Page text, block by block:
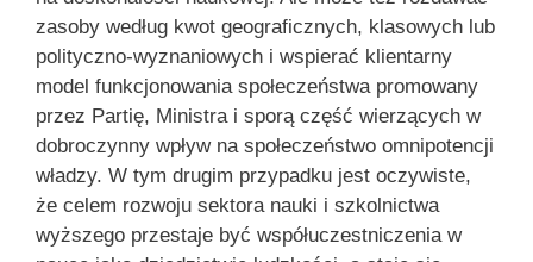
zasoby według kwot geograficznych, klasowych lub
polityczno-wyznaniowych i wspierać klientarny
model funkcjonowania społeczeństwa promowany
przez Partię, Ministra i sporą część wierzących w
dobroczynny wpływ na społeczeństwo omnipotencji
władzy. W tym drugim przypadku jest oczywiste,
że celem rozwoju sektora nauki i szkolnictwa
wyższego przestaje być współuczestniczenia w